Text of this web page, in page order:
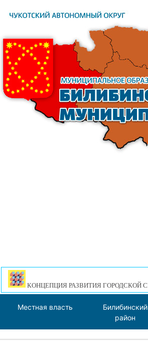
КОНЦЕПЦИЯ РАЗВИТИЯ ГОРОДСКОЙ
Местная власть
Билибинский
район